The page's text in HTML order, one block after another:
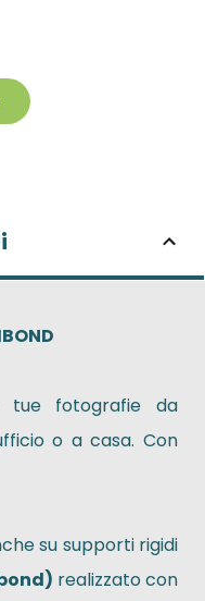
fotografie da
o a casa. Con
su supporti rigidi
realizzato con